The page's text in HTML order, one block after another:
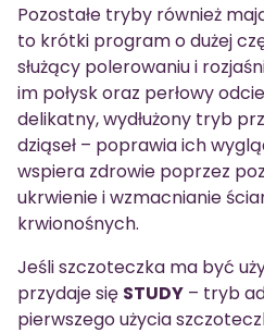
Pozostałe tryby również
to krótki program o dużej
służący polerowaniu i
im połysk oraz perłowy
delikatny, wydłużony tryb
dziąseł – poprawia ich
wspiera zdrowie poprzez
ukrwienie i wzmacnianie
krwionośnych.
Jeśli szczoteczka ma być
przydaje się STUDY – tryb
pierwszego użycia